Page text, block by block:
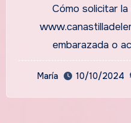
Cómo solicitar la canastilla gratis en
embarazada o
María 10/10/2024